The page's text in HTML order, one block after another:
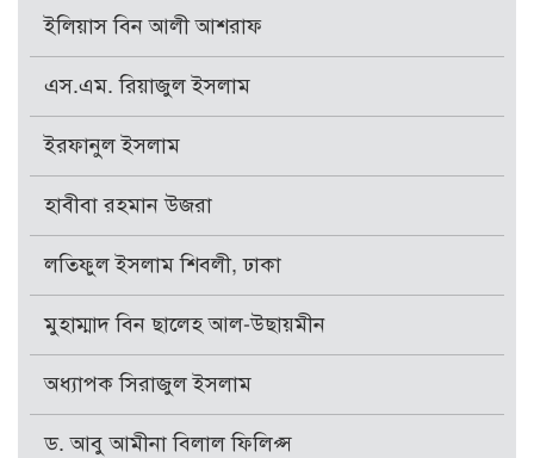
ইলিয়াস বিন আলী আশরাফ
এস.এম. রিয়াজুল ইসলাম
ইরফানুল ইসলাম
হাবীবা রহমান উজরা
লতিফুল ইসলাম শিবলী, ঢাকা
মুহাম্মাদ বিন ছালেহ আল-উছায়মীন
অধ্যাপক সিরাজুল ইসলাম
ড. আবু আমীনা বিলাল ফিলিপ্স